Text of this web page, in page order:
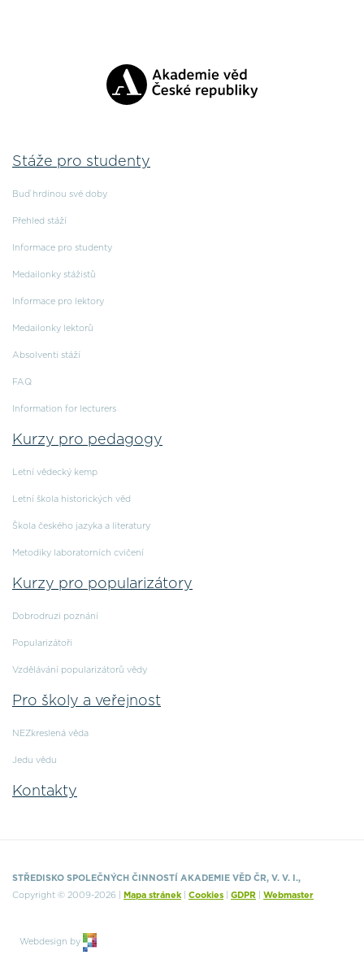
Stáže pro studenty
Buď hrdinou své doby
Přehled stáží
Informace pro studenty
Medailonky stážistů
Informace pro lektory
Medailonky lektorů
Absolventi stáží
FAQ
Information for lecturers
Kurzy pro pedagogy
Letní vědecký kemp
Letní škola historických věd
Škola českého jazyka a literatury
Metodiky laboratorních cvičení
Kurzy pro popularizátory
Dobrodruzi poznání
Popularizátoři
Vzdělávání popularizátorů vědy
Pro školy a veřejnost
NEZkreslená věda
Jedu vědu
Kontakty
STŘEDISKO SPOLEČNÝCH ČINNOSTÍ AKADEMIE VĚD ČR, V. V. I.,
Copyright © 2009-2026 |
Mapa stránek Cookies GDPR Webmaster
Webdesign by